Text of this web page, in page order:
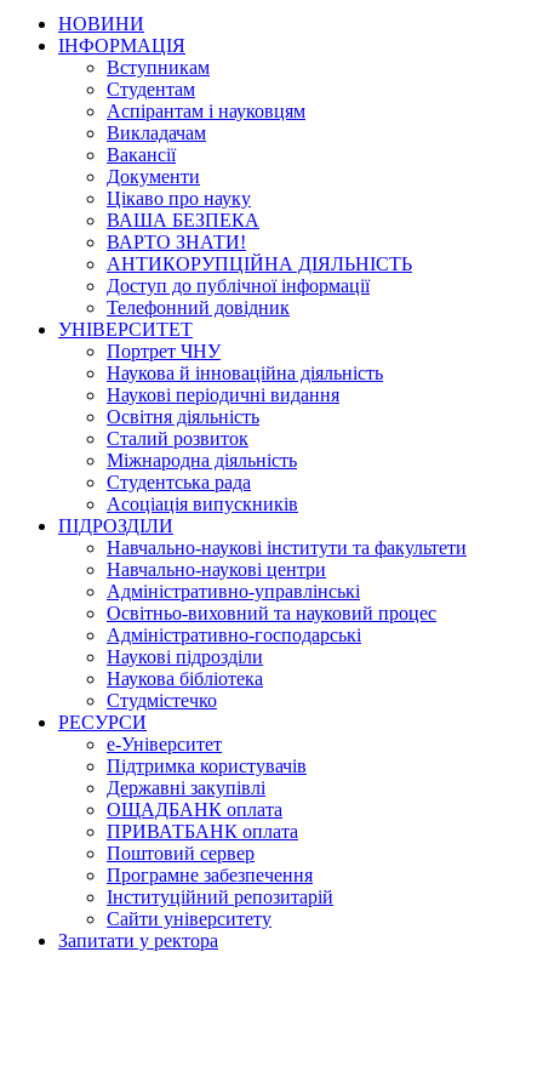
НОВИНИ
ІНФОРМАЦІЯ
Вступникам
Студентам
Аспірантам і науковцям
Викладачам
Вакансії
Документи
Цікаво про науку
ВАША БЕЗПЕКА
ВАРТО ЗНАТИ!
АНТИКОРУПЦІЙНА ДІЯЛЬНІСТЬ
Доступ до публічної інформації
Телефонний довідник
УНІВЕРСИТЕТ
Портрет ЧНУ
Наукова й інноваційна діяльність
Наукові періодичні видання
Освітня діяльність
Сталий розвиток
Міжнародна діяльність
Студентська рада
Асоціація випускників
ПІДРОЗДІЛИ
Навчально-наукові інститути та факультети
Навчально-наукові центри
Адміністративно-управлінські
Освітньо-виховний та науковий процес
Адміністративно-господарські
Наукові підрозділи
Наукова бібліотека
Студмістечко
РЕСУРСИ
е-Університет
Підтримка користувачів
Державні закупівлі
ОЩАДБАНК оплата
ПРИВАТБАНК оплата
Поштовий сервер
Програмне забезпечення
Інституційний репозитарій
Сайти університету
Запитати у ректора